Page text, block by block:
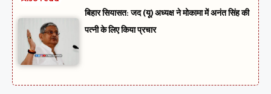
बिहार सियासत: जद (यू) अध्यक्ष ने मोकामा में अनंत सिंह की
पत्नी के लिए किया प्रचार